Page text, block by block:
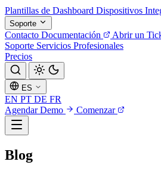
Plantillas de Dashboard Dispositivos
Soporte
Contacto Documentación Abrir un
Soporte Servicios Profesionales
Precios
ES
EN PT DE FR
Agendar Demo
Comenzar
Blog